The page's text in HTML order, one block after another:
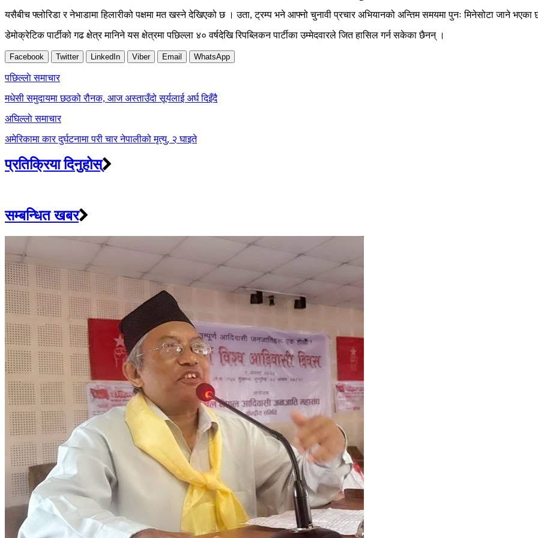
यसैबीच फ्लोरिडा र नेभाडामा हिलारीको पक्षमा मत खस्ने देखिएको छ । उता, ट्रम्प भने आफ्नो चुनावी प्रचार अभियानको अन्तिम समयमा पुनः मिनेसोटा जाने भएका
डेमोक्रेटिक पार्टीको गढ क्षेत्र मानिने यस क्षेत्रमा पछिल्ला ४० वर्षदेखि रिपब्लिकन पार्टीका उम्मेदवारले जित हासिल गर्न सकेका छैनन् ।
Facebook Twitter LinkedIn Viber Email WhatsApp
Post
navigation
पछिल्लाे समाचार
मधेसी समुदायमा छठको रौनक, आज अस्ताउँदो सूर्यलाई अर्घ दिइँदै
अघिल्लाे समाचार
अमेरिकामा कार दुर्घटनामा परी चार नेपालीको मृत्यु, २ घाइते
प्रतिक्रिया दिनुहोस्
सम्बन्धित खबर